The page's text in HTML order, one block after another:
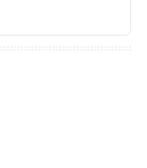
/ RAM 16G / SSD 1T / 14"